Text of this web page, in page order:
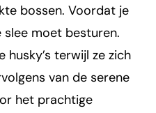
bossen. Voordat je
moet besturen.
husky’s terwijl ze zich
van de serene
het prachtige